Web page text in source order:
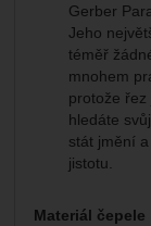
Gerber
Jeho
téměř
mnohem
protože
hledáte
stát jmění
jistotu.
Parametry
Materiál čepele